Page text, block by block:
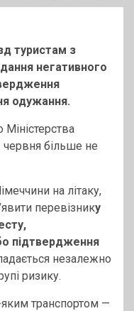
туристам з
негативного
одужання.
Міністерства
червня більше не
на літаку,
перевізнику
підтвердження
незалежно
ризику.
транспортом —